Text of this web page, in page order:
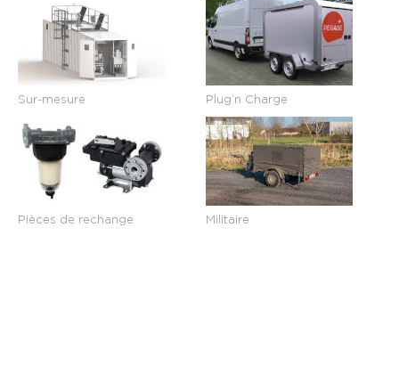
Sur-mesure
Pièces de rechange
Plug’n Charge
Militaire